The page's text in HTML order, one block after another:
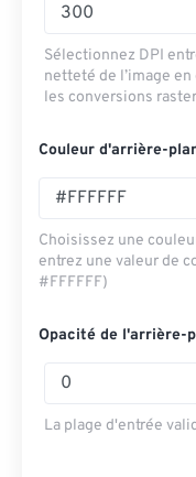
Sélectionnez DPI
netteté de l’image
les conversions
Couleur d'arrière-
Choisissez une
entrez une valeur de
#FFFFFF)
Opacité de l'arrière-
La plage d'entrée